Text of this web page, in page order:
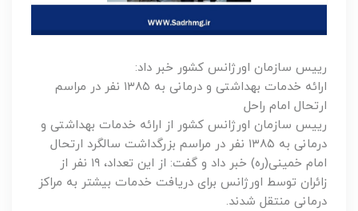
رییس سازمان اورژانس کشور خبر داد:
ارائه خدمات بهداشتی و درمانی به ۱۳۸۵ نفر در مراسم
ارتحال امام راحل
رییس سازمان اورژانس کشور از ارائه خدمات بهداشتی و
درمانی به ۱۳۸۵ نفر در مراسم بزرگداشت سالگرد ارتحال
امام خمینی(ره) خبر داد و گفت: از این تعداد، ۱۹ نفر از
زائران توسط اورژانس برای دریافت خدمات بیشتر به مراکز
درمانی منتقل شدند.